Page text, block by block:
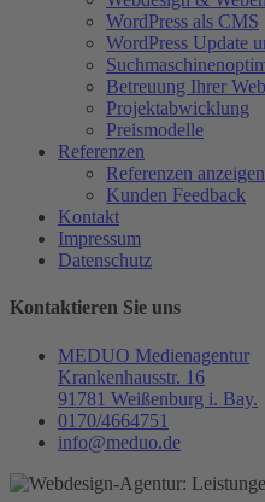
WordPress als CMS
WordPress Update
Betreuung Ihrer
Projektabwicklung
Preismodelle
Referenzen
Referenzen anzeigen
Kunden Feedback
Kontakt
Impressum
Datenschutz
Kontaktieren Sie uns
MEDUO Medienagentur
Krankenhausstr. 16
91781 Weißenburg i. Bay.
0170/4664751
info@meduo.de